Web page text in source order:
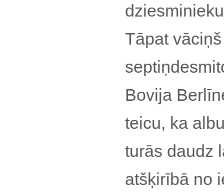
Tāpat
Bovija
teicu, ka
turās daudz
atšķirībā no